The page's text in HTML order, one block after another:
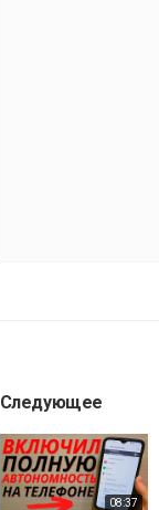
Следующее
08:37